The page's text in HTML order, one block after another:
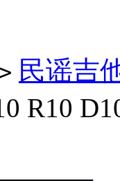
> 民谣吉
R10